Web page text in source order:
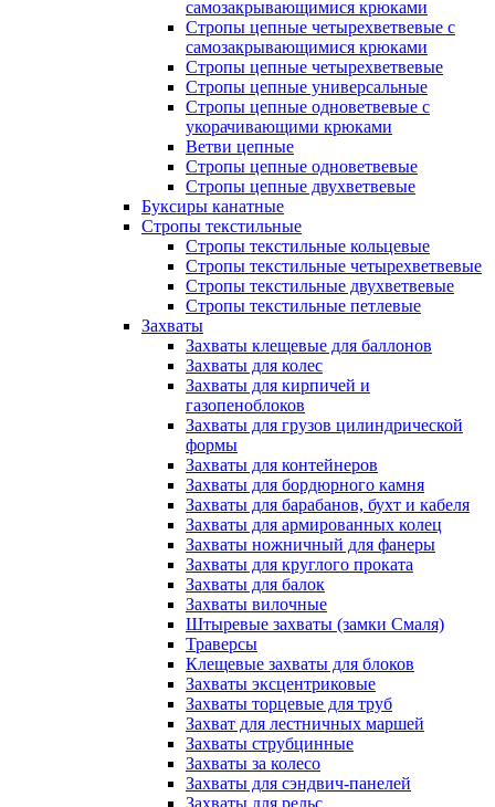
самозакрывающимися крюками
Стропы цепные четырехветвевые с
самозакрывающимися крюками
Стропы цепные четырехветвевые
Стропы цепные универсальные
Стропы цепные одноветвевые с
укорачивающими крюками
Ветви цепные
Стропы цепные одноветвевые
Стропы цепные двухветвевые
Буксиры канатные
Стропы текстильные
Стропы текстильные кольцевые
Стропы текстильные четырехветвевые
Стропы текстильные двухветвевые
Стропы текстильные петлевые
Захваты
Захваты клещевые для баллонов
Захваты для колес
Захваты для кирпичей и
газопеноблоков
Захваты для грузов цилиндрической
формы
Захваты для контейнеров
Захваты для бордюрного камня
Захваты для барабанов, бухт и кабеля
Захваты для армированных колец
Захваты ножничный для фанеры
Захваты для круглого проката
Захваты для балок
Захваты вилочные
Штыревые захваты (замки Смаля)
Траверсы
Клещевые захваты для блоков
Захваты эксцентриковые
Захваты торцевые для труб
Захват для лестничных маршей
Захваты струбцинные
Захваты за колесо
Захваты для сэндвич-панелей
Захваты для рельс